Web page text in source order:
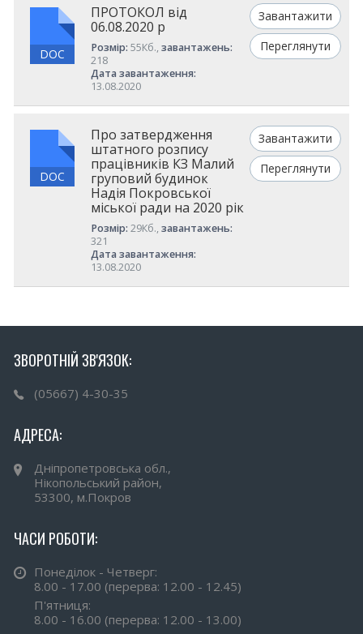
DOC
ПРОТОКОЛ від
06.08.2020 р
Розмір:55Кб.,завантажень:
218
Дата завантаження:
13.08.2020
Завантажити
Переглянути
DOC
Про затвердження
штатного розпису
працівників КЗ Малий
груповий будинок
Надія Покровської
міської ради на 2020 рік
Розмір:29Кб.,завантажень:
321
Дата завантаження:
13.08.2020
Завантажити
Переглянути
ЗВОРОТНІЙ ЗВ'ЯЗОК:
(05667) 4-30-35
АДРЕСА:
Дніпропетровська обл.,
Нікопольський район,
53300, м.Покров
ЧАСИ РОБОТИ:
Понеділок - Четверг:
8.00 - 17.00 (перерва: 12.00 - 12.45)
П'ятниця:
8.00 - 16.00 (перерва: 12.00 - 13.00)